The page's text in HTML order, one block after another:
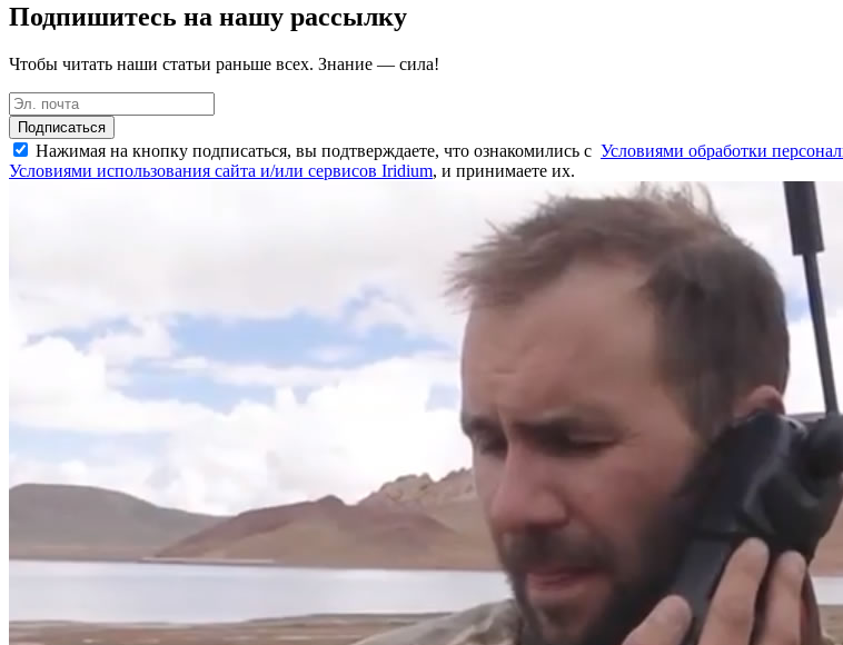
Подпишитесь на нашу рассылку
Чтобы читать наши статьи раньше всех. Знание — сила!
Подписаться
Нажимая на кнопку подписаться, вы подтверждаете, что ознакомились c Условиями обработки
Условиями использо­вания сайта и/или сервисов Iridium, и принимаете их.